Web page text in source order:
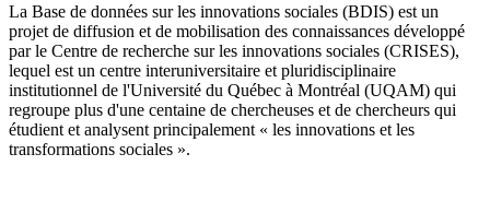
La Base de données sur les innovations sociales (BDIS) est un
projet de diffusion et de mobilisation des connaissances développé
par le Centre de recherche sur les innovations sociales (CRISES),
lequel est un centre interuniversitaire et pluridisciplinaire
institutionnel de l'Université du Québec à Montréal (UQAM) qui
regroupe plus d'une centaine de chercheuses et de chercheurs qui
étudient et analysent principalement « les innovations et les
transformations sociales ».